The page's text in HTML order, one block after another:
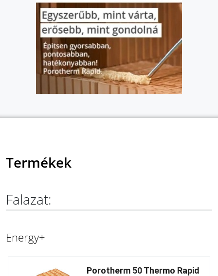
Termékek
Falazat:
Energy+
Porotherm 50 Thermo Rapid